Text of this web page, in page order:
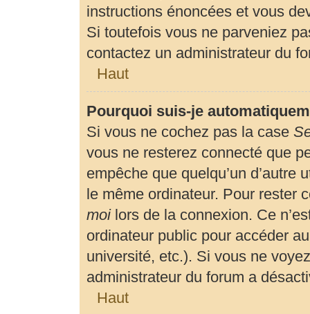
instructions énoncées et vous
Si toutefois vous ne parveniez
contactez un administrateur du
Haut
Pourquoi suis-je
Si vous ne cochez pas la case
vous ne resterez connecté que
empêche que quelqu’un
le même ordinateur. Pour rester
moilors de la connexion. Ce
ordinateur public pour accéder
université, etc.). Si vous ne
administrateur du forum a
Haut